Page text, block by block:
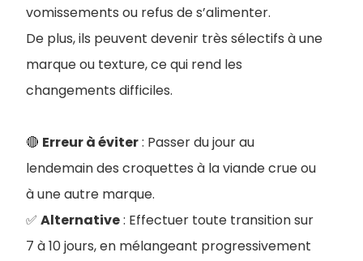
vomissements ou refus de s’alimenter.
De plus, ils peuvent devenir très sélectifs à une
marque ou texture, ce qui rend les
changements difficiles.
🔴 Erreur à éviter: Passer du jour au
lendemain des croquettes à la viande crue ou
à une autre marque.
✅ Alternative: Effectuer toute transition sur
7 à 10 jours, en mélangeant progressivement